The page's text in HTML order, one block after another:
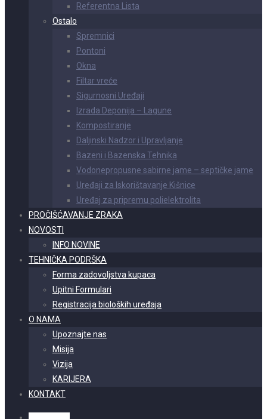
Referentna Lista
Ostalo
Spremnici
Pontoni
Okna
Filtar vreće
Sigurnosni Uređaji
Izrada Deponija – Lagune
Kompostiranje
Daljinski Nadzor i Upravljanje
Bazeni i Bazenska Tehnika
Vodonepropusne sabirne jame – septičke jame
Uređaji za Iskorištavanje Kišnice
Uređaj za pripremu polielektrolita
PROČIŠĆAVANJE ZRAKA
NOVOSTI
INFO NOVINE
TEHNIČKA PODRŠKA
Forma zadovoljstva kupaca
Upitni Formulari
Registracija bioloških uređaja
O NAMA
Upoznajte nas
Misija
Vizija
KARIJERA
KONTAKT